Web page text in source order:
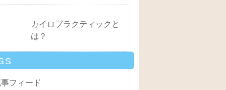
カイロプラクティックと
は？
フィード